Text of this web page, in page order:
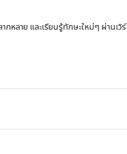
หลาย และเรียนรู้ทักษะใหม่ๆ ผ่านเวิร์